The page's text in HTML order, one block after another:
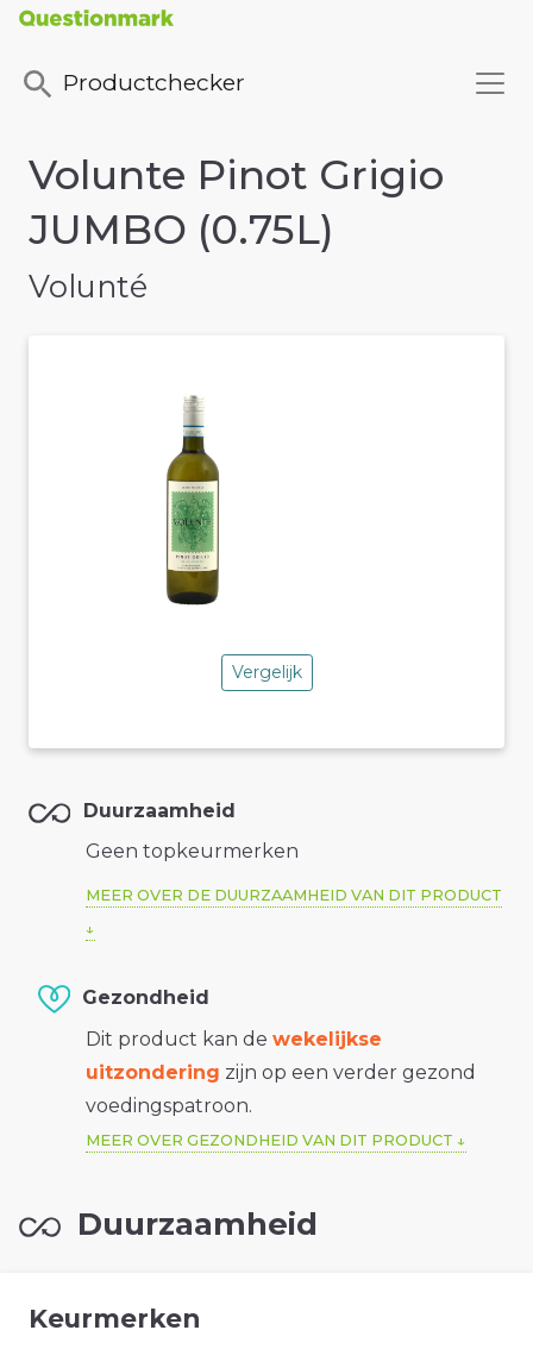
Productchecker
Volunte Pinot Grigio
JUMBO (0.75L)
Volunté
Vergelijk
Duurzaamheid
Geen topkeurmerken
MEER OVER DE DUURZAAMHEID VAN DIT PRODUCT
Gezondheid
Dit product kan de wekelijkse
uitzondering zijn op een verder gezond
voedingspatroon.
MEER OVER GEZONDHEID VAN DIT PRODUCT
Duurzaamheid
Keurmerken